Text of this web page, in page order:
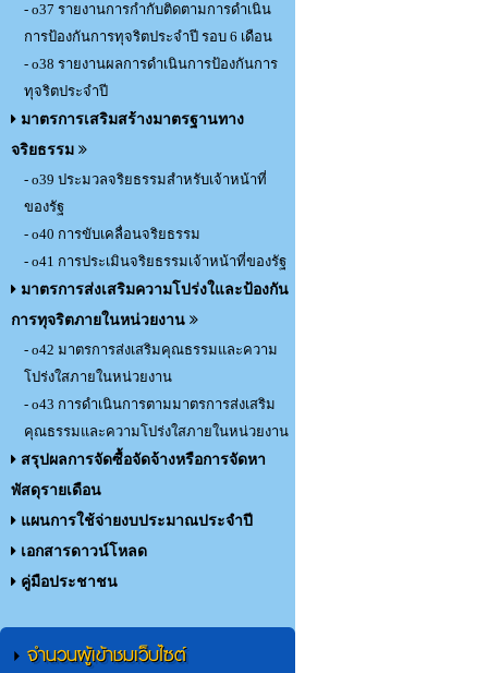
- o37 รายงานการกำกับติดตามการดำเนิน
การป้องกันการทุจริตประจำปี รอบ 6 เดือน
- o38 รายงานผลการดำเนินการป้องกันการ
ทุจริตประจำปี
มาตรการเสริมสร้างมาตรฐานทาง
จริยธรรม
- o39 ประมวลจริยธรรมสำหรับเจ้าหน้าที่
ของรัฐ
- o40 การขับเคลื่อนจริยธรรม
- o41 การประเมินจริยธรรมเจ้าหน้าที่ของรัฐ
มาตรการส่งเสริมความโปร่งใและป้องกัน
การทุจริตภายในหน่วยงาน
- o42 มาตรการส่งเสริมคุณธรรมและความ
โปร่งใสภายในหน่วยงาน
- o43 การดำเนินการตามมาตรการส่งเสริม
คุณธรรมและความโปร่งใสภายในหน่วยงาน
สรุปผลการจัดซื้อจัดจ้างหรือการจัดหา
พัสดุรายเดือน
แผนการใช้จ่ายงบประมาณประจำปี
เอกสารดาวน์โหลด
คู่มือประชาชน
จำนวนผู้เข้าชมเว็บไซต์